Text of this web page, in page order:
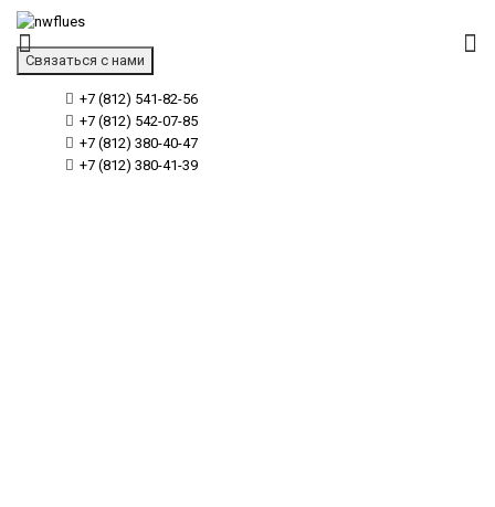
Связаться с нами
+7 (812) 541-82-56
+7 (812) 542-07-85
+7 (812) 380-40-47
+7 (812) 380-41-39